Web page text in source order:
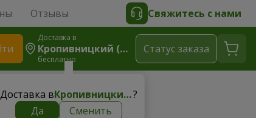
Отзывы Свяжитесь с нами
Доставка в
Кропивницкий (Кировоград)
бесплатно
Доставка в Кропивницкий (Кировоград)?
Да
Сменить
Cтатус заказа